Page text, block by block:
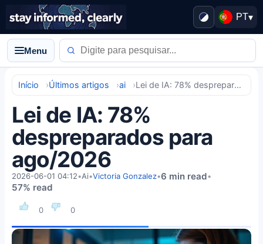
PT▾
Menu
Início Últimos artigos ai Lei de IA: 78% despreparados para ago/2026
Lei de IA: 78%
despreparados para
ago/2026
0 0
2026-06-01 04:12•Ai•Victoria Gonzalez•6 min read•
57% read